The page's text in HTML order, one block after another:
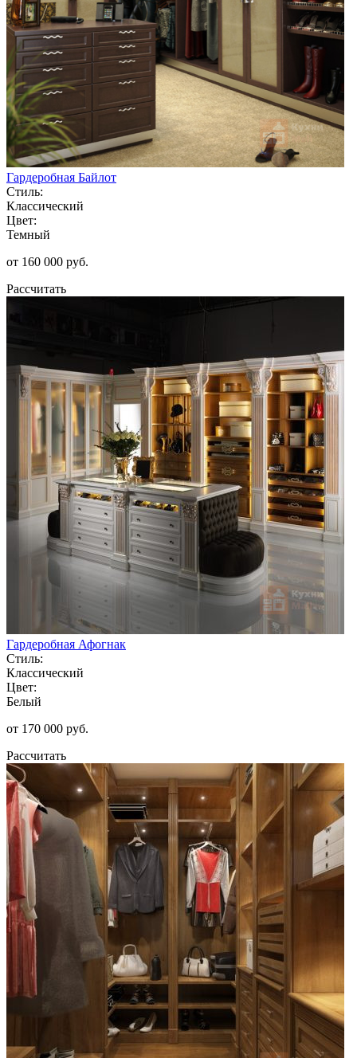
Гардеробная Байлот
Стиль:
Классический
Цвет:
Темный
от 160 000 руб.
Рассчитать
Гардеробная Афогнак
Стиль:
Классический
Цвет:
Белый
от 170 000 руб.
Рассчитать